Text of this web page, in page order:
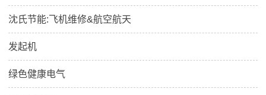
沈氏节能:飞机维修&航空航天
发起机
绿色健康电气